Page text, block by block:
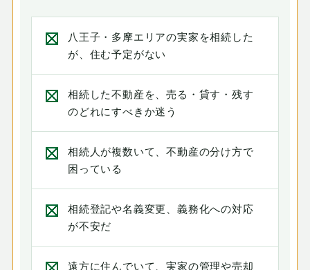
八王子・多摩エリアの実家を相続した
が、住む予定がない
相続した不動産を、売る・貸す・残す
のどれにすべきか迷う
相続人が複数いて、不動産の分け方で
困っている
相続登記や名義変更、義務化への対応
が不安だ
遠方に住んでいて、実家の管理や売却